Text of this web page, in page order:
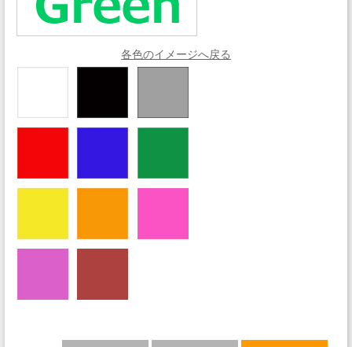
各色のイメージへ戻る